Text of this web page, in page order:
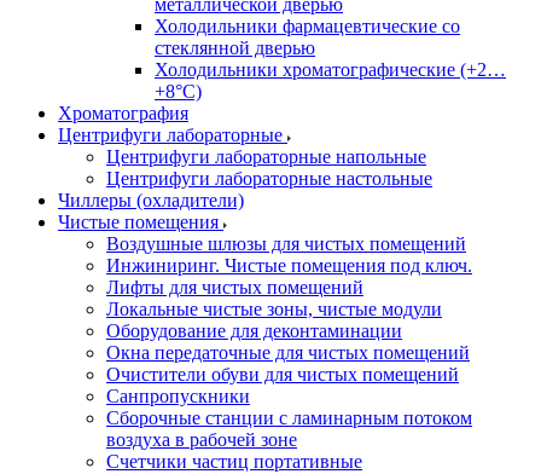
металлической дверью
Холодильники фармацевтические со
стеклянной дверью
Холодильники хроматографические (+2…
+8°C)
Хроматография
Центрифуги лабораторные
Центрифуги лабораторные напольные
Центрифуги лабораторные настольные
Чиллеры (охладители)
Чистые помещения
Воздушные шлюзы для чистых помещений
Инжиниринг. Чистые помещения под ключ.
Лифты для чистых помещений
Локальные чистые зоны, чистые модули
Оборудование для деконтаминации
Окна передаточные для чистых помещений
Очистители обуви для чистых помещений
Санпропускники
Сборочные станции с ламинарным потоком
воздуха в рабочей зоне
Счетчики частиц портативные